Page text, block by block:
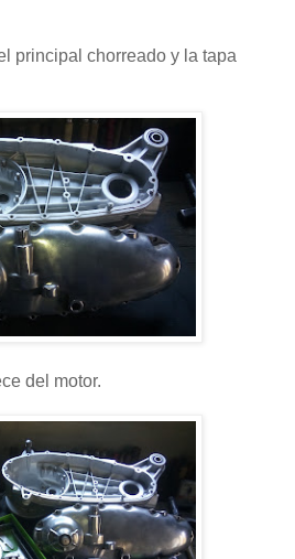
principal chorreado y la tapa
del motor.